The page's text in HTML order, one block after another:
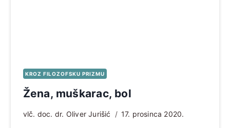
KROZ FILOZOFSKU PRIZMU
Žena, muškarac, bol
vlč. doc. dr. Oliver Jurišić 17. prosinca 2020.